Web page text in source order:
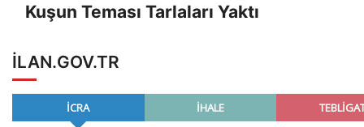
Kuşun Teması Tarlaları Yaktı
ILAN.GOV.TR